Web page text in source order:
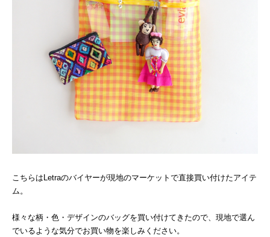
こちらはLetraのバイヤーが現地のマーケットで直接買い付けたアイテ
ム。
様々な柄・色・デザインのバッグを買い付けてきたので、現地で選ん
でいるような気分でお買い物を楽しみください。